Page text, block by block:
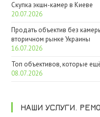
Скупка экшн-камер в Киеве
20.07.2026
Продать объектив без
вторичном рынке Украины
16.07.2026
Топ объективов, которые
08.07.2026
НАШИ УСЛУГИ.